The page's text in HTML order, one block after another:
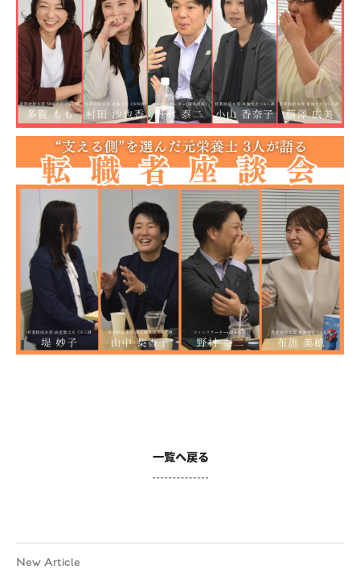
一覧へ戻る
New Article